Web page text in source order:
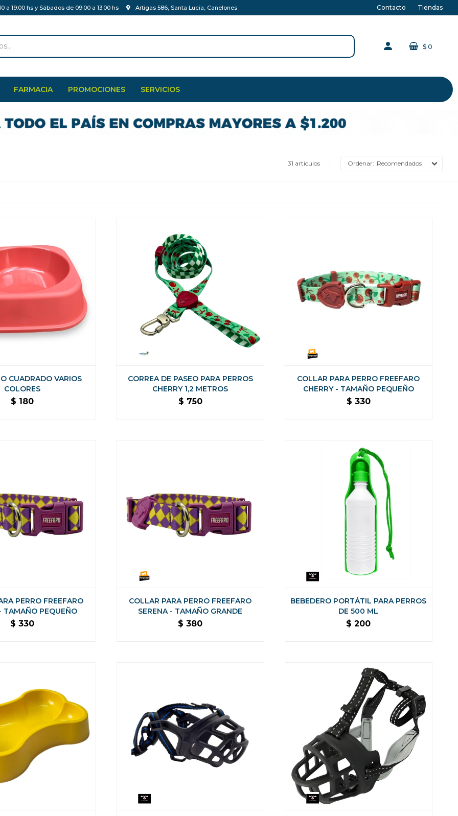
FARMACIA PROMOCIONES SERVICIOS
$ 0
a 19:00 hs y Sábados de 09:00 a 13:00 hs Artigas 586, Santa Lucia, Canelones Contacto Tiendas
31 artículos Recomendados
CUADRADO VARIOS
COLORES
$ 180
CORREA DE PASEO PARA PERROS
CHERRY 1,2 METROS
$ 750
COLLAR PARA PERRO FREEFARO
CHERRY - TAMAÑO PEQUEÑO
$ 330
PERRO FREEFARO
TAMAÑO PEQUEÑO
$ 330
COLLAR PARA PERRO FREEFARO
SERENA - TAMAÑO GRANDE
$ 380
BEBEDERO PORTÁTIL PARA PERROS
DE 500 ML
$ 200